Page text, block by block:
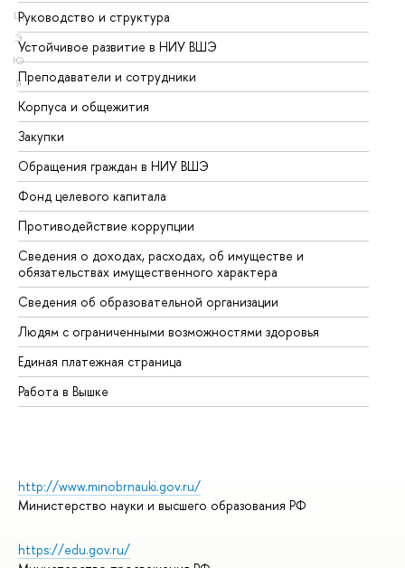
Щ
Э
Ю
Я
Руководство и структура
Устойчивое развитие в НИУ ВШЭ
Преподаватели и сотрудники
Корпуса и общежития
Закупки
Обращения граждан в НИУ ВШЭ
Фонд целевого капитала
Противодействие коррупции
Сведения о доходах, расходах, об имуществе и
обязательствах имущественного характера
Сведения об образовательной организации
Людям с ограниченными возможностями здоровья
Единая платежная страница
Работа в Вышке
http://www.minobrnauki.gov.ru/
Министерство науки и высшего образования РФ
https://edu.gov.ru/